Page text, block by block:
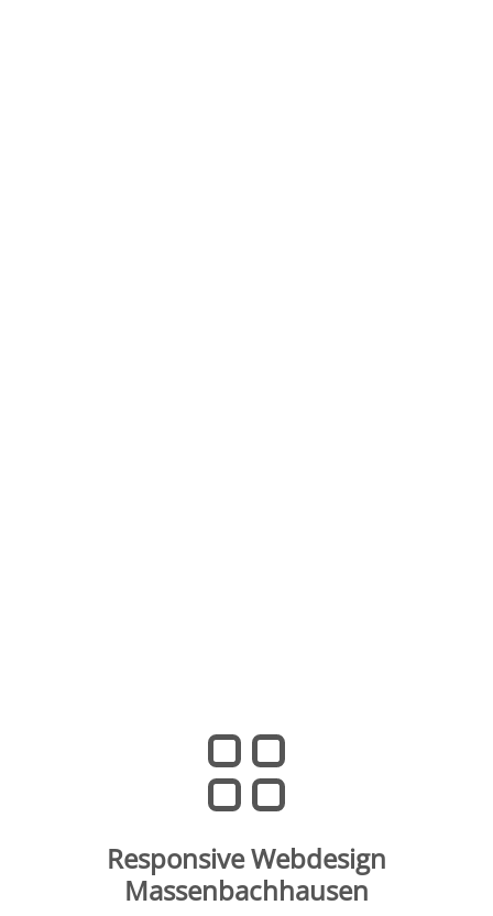
Responsive Webdesign
Massenbachhausen